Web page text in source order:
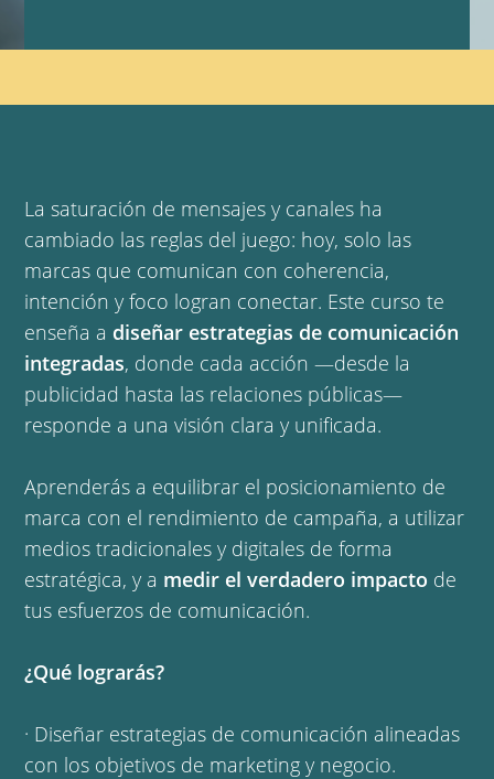
La saturación de mensajes y canales ha
cambiado las reglas del juego: hoy, solo las
marcas que comunican con coherencia,
intención y foco logran conectar. Este curso te
enseña a diseñar estrategias de comunicación
integradas, donde cada acción —desde la
publicidad hasta las relaciones públicas—
responde a una visión clara y unificada.
Aprenderás a equilibrar el posicionamiento de
marca con el rendimiento de campaña, a utilizar
medios tradicionales y digitales de forma
estratégica, y a medir el verdadero impacto de
tus esfuerzos de comunicación.
¿Qué lograrás?
· Diseñar estrategias de comunicación alineadas
con los objetivos de marketing y negocio.